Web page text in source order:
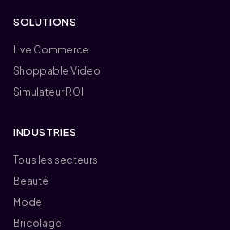
SOLUTIONS
Live Commerce
Shoppable Video
Simulateur ROI
INDUSTRIES
Tous les secteurs
Beauté
Mode
Bricolage